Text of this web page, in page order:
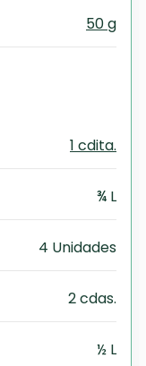
50 g
1 cdita.
¾ L
4 Unidades
2 cdas.
½ L